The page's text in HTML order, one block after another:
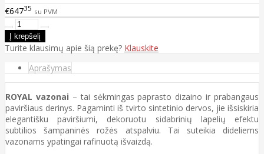
€64735 su PVM
Turite klausimų apie šią prekę? Klauskite
Aprašymas
ROYAL vazonai – tai sėkmingas paprasto dizaino ir prabangaus
paviršiaus derinys. Pagaminti iš tvirto sintetinio dervos, jie išsiskiria
elegantišku paviršiumi, dekoruotu sidabrinių lapelių efektu
subtilios šampaninės rožės atspalviu. Tai suteikia dideliems
vazonams ypatingai rafinuotą išvaizdą.